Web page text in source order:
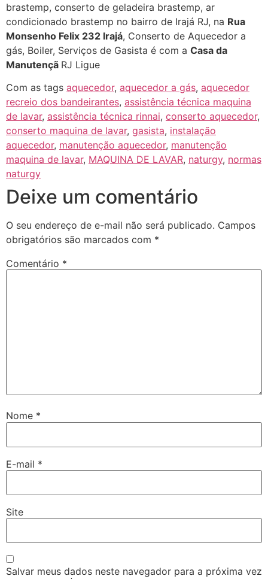
brastemp, conserto de geladeira brastemp, ar
condicionado brastemp no bairro de Irajá RJ, na Rua
Monsenho Felix 232 Irajá, Conserto de Aquecedor a
gás, Boiler, Serviços de Gasista é com a Casa da
Manutençã RJ Ligue
Com as tags aquecedor, aquecedor a gás, aquecedor
recreio dos bandeirantes, assistência técnica maquina
de lavar, assistência técnica rinnai, conserto aquecedor,
conserto maquina de lavar, gasista, instalação
aquecedor, manutenção aquecedor, manutenção
maquina de lavar, MAQUINA DE LAVAR, naturgy, normas
naturgy
Deixe um comentário
O seu endereço de e-mail não será publicado. Campos
obrigatórios são marcados com *
Comentário *
Nome *
E-mail *
Site
Salvar meus dados neste navegador para a próxima vez